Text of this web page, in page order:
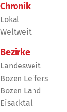
Chronik
Lokal
Weltweit
Bezirke
Landesweit
Bozen Leifers
Bozen Land
Eisacktal